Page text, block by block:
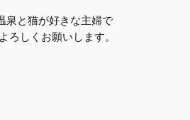
泉と猫が好きな主婦で
ろしくお願いします。